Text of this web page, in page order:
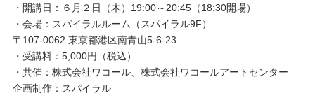
・開講日：６月２日（木）19:00～20:45（18:30開場）
・会場：スパイラルルーム（スパイラル9F）
〒107-0062 東京都港区南青山5-6-23
・受講料：5,000円（税込）
・共催：株式会社ワコール、株式会社ワコールアートセンター
企画制作：スパイラル